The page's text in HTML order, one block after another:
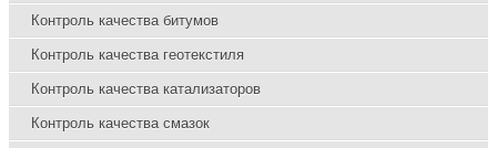
Контроль качества битумов
Контроль качества геотекстиля
Контроль качества катализаторов
Контроль качества смазок